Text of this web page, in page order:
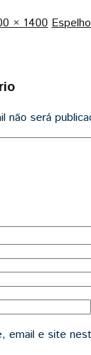
× 1400
não será
email e site